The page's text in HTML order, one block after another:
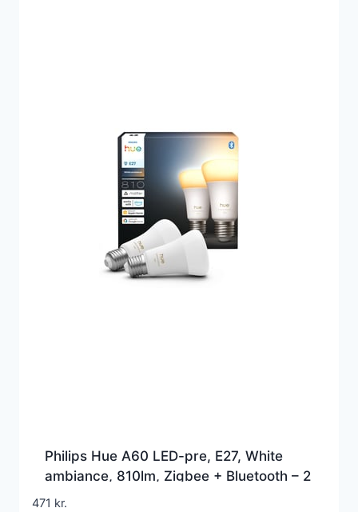
Philips Hue A60 LED-pre, E27, White
ambiance, 810lm, Zigbee + Bluetooth – 2
pak (2025)
471 kr.